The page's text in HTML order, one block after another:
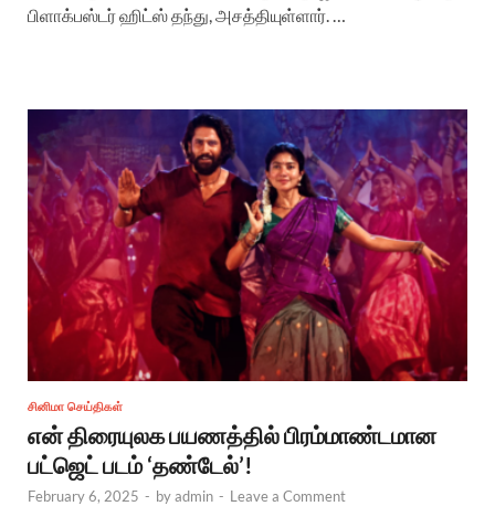
பிளாக்பஸ்டர் ஹிட்ஸ் தந்து, அசத்தியுள்ளார். …
சினிமா செய்திகள்
என் திரையுலக பயணத்தில் பிரம்மாண்டமான
பட்ஜெட் படம் ‘தண்டேல்’!
February 6, 2025 - byadmin - Leave a Comment